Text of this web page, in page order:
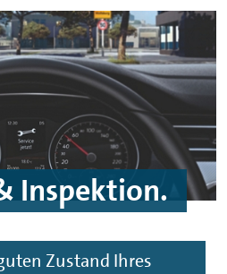
Inspektion.
Zustand Ihres